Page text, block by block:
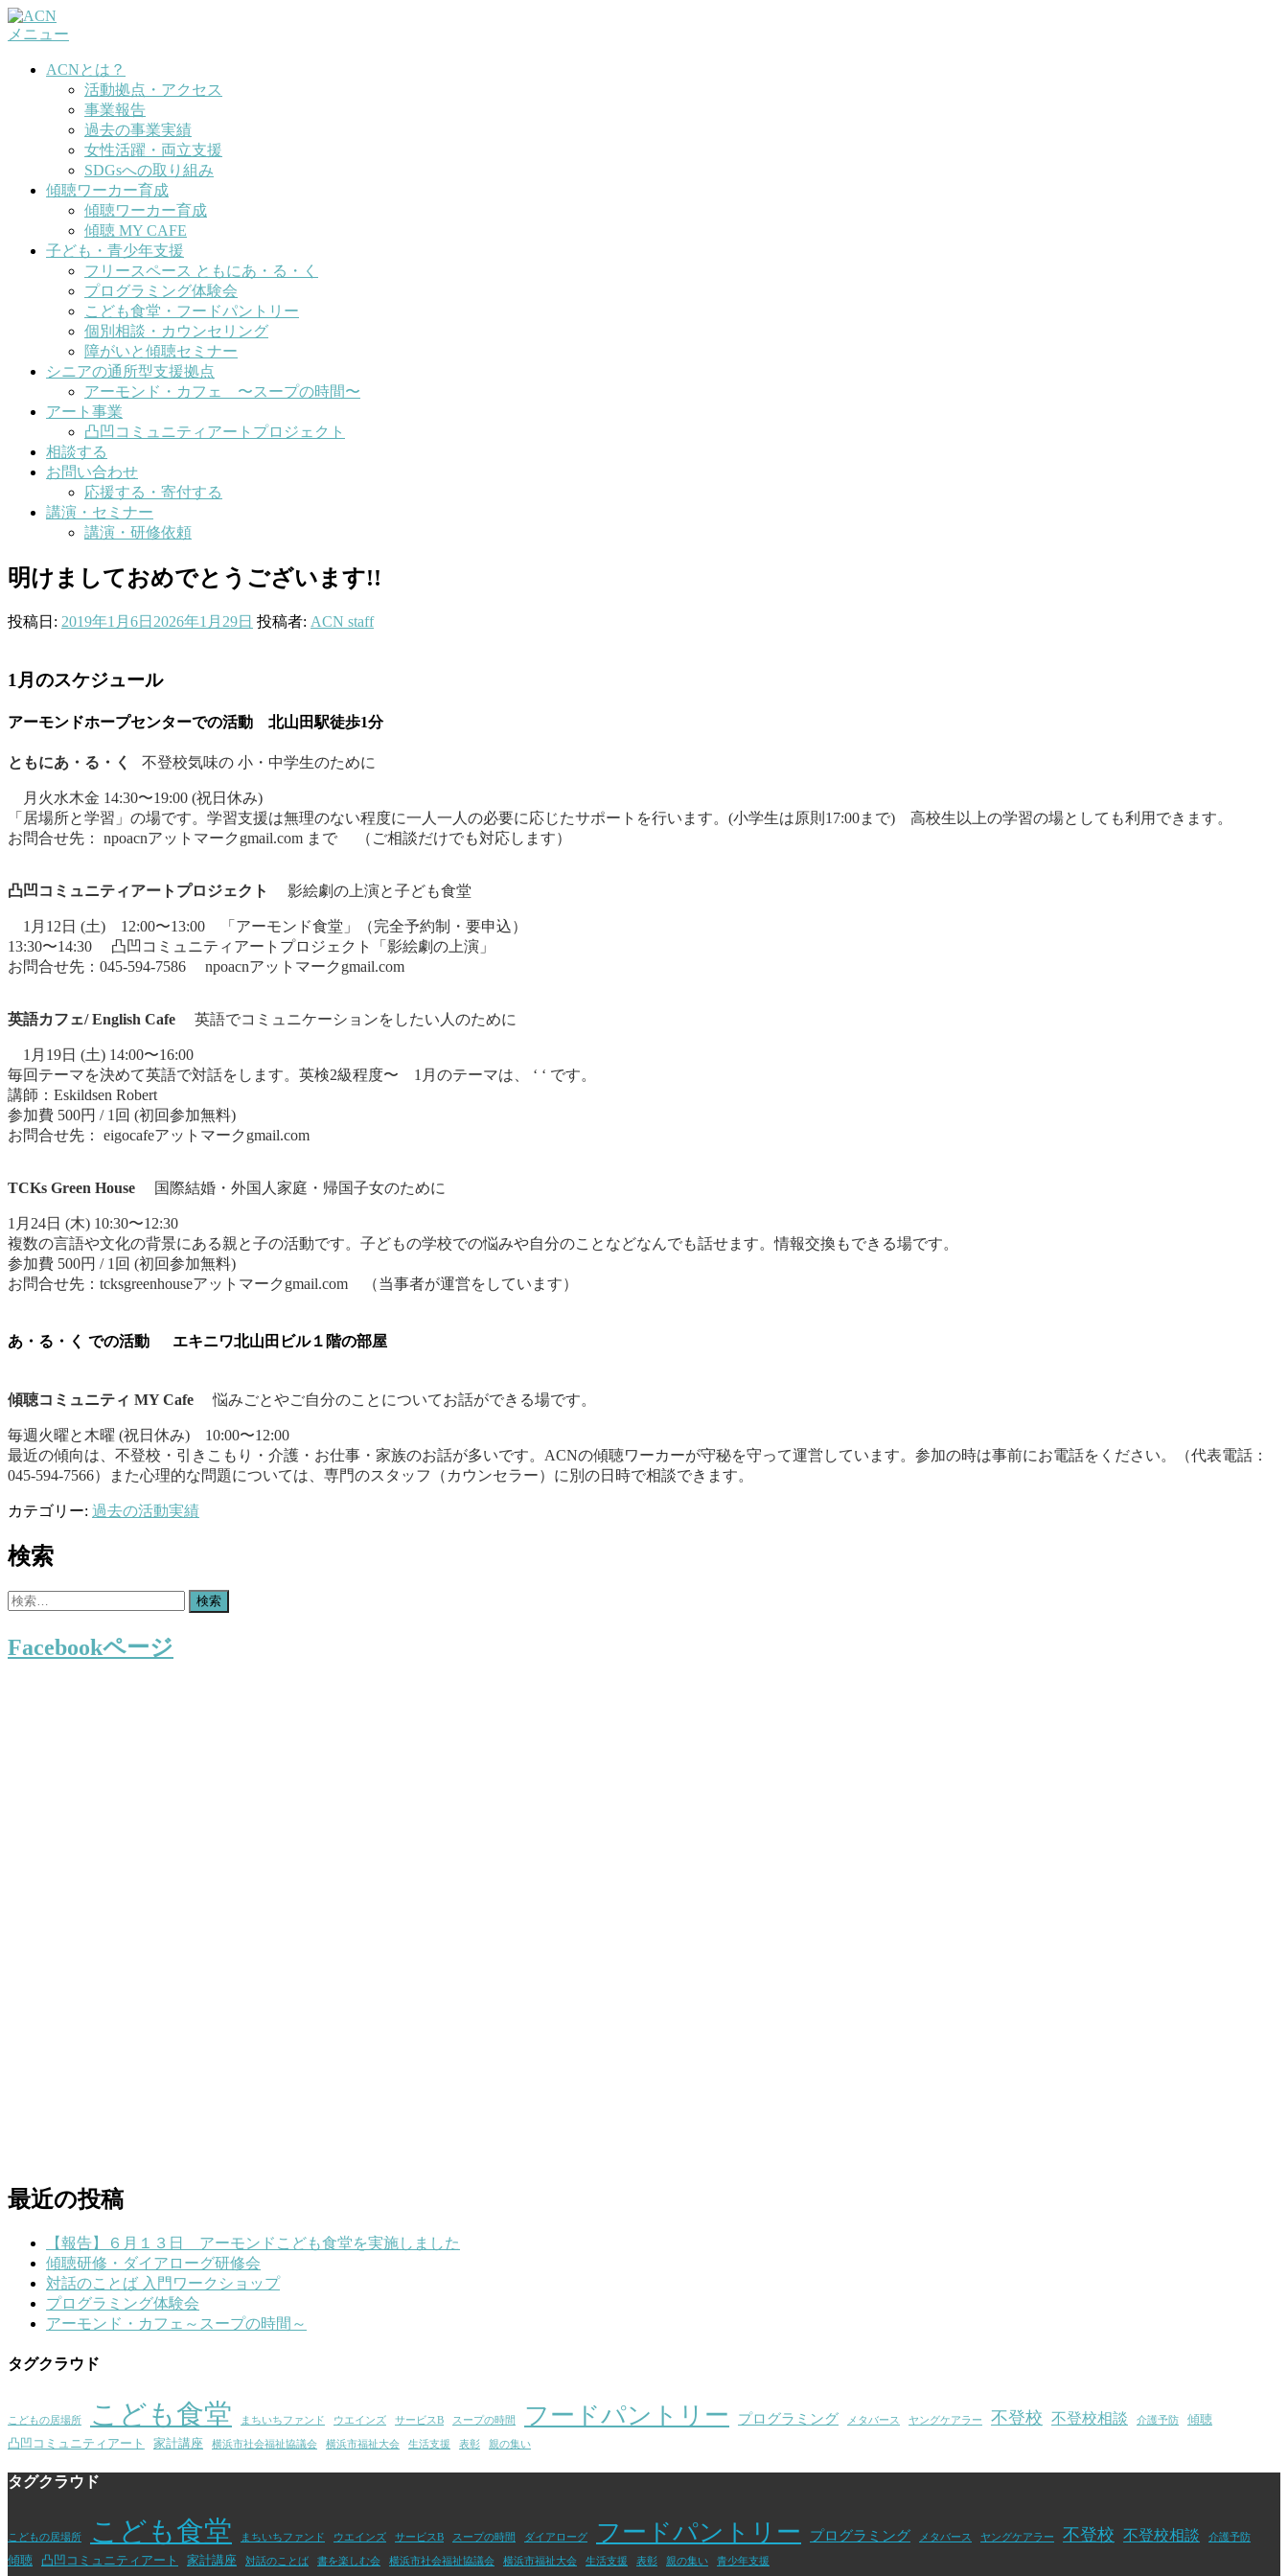
コ
ン
メニュー
ACNとは？
活動拠点・アクセス
事業報告
過去の事業実績
女性活躍・両立支援
SDGsへの取り組み
傾聴ワーカー育成
傾聴ワーカー育成
傾聴 MY CAFE
子ども・青少年支援
フリースペース ともにあ・る・く
プログラミング体験会
こども食堂・フードパントリー
個別相談・カウンセリング
障がいと傾聴セミナー
シニアの通所型支援拠点
アーモンド・カフェ 〜スープの時間〜
アート事業
凸凹コミュニティアートプロジェクト
相談する
お問い合わせ
応援する・寄付する
講演・セミナー
講演・研修依頼
明けましておめでとうございます!!
投稿日: 2019年1月6日 2026年1月29日 投稿者: ACN staff
1月のスケジュール
アーモンドホープセンターでの活動 北山田駅徒歩1分
ともにあ・る・く 不登校気味の 小・中学生のために
月火水木金 14:30〜19:00 (祝日休み)
「居場所と学習」の場です。学習支援は無理のない程度に一人一人の必要に応じたサポートを行います。(小学生は原則17:00まで) 高校生以上の学習の場としても利用できます。
お問合せ先： npoacnアットマークgmail.com まで （ご相談だけでも対応します）
凸凹コミュニティアートプロジェクト 影絵劇の上演と子ども食堂
1月12日 (土) 12:00〜13:00 「アーモンド食堂」（完全予約制・要申込）
13:30〜14:30 凸凹コミュニティアートプロジェクト「影絵劇の上演」
お問合せ先：045-594-7586 npoacnアットマークgmail.com
英語カフェ/ English Cafe 英語でコミュニケーションをしたい人のために
1月19日 (土) 14:00〜16:00
毎回テーマを決めて英語で対話をします。英検2級程度〜 1月のテーマは、 ‘ ‘ です。
講師：Eskildsen Robert
参加費 500円 / 1回 (初回参加無料)
お問合せ先： eigocafeアットマークgmail.com
TCKs Green House 国際結婚・外国人家庭・帰国子女のために
1月24日 (木) 10:30〜12:30
複数の言語や文化の背景にある親と子の活動です。子どもの学校での悩みや自分のことなどなんでも話せます。情報交換もできる場です。
参加費 500円 / 1回 (初回参加無料)
お問合せ先：tcksgreenhouseアットマークgmail.com （当事者が運営をしています）
あ・る・く での活動 エキニワ北山田ビル１階の部屋
傾聴コミュニティ MY Cafe 悩みごとやご自分のことについてお話ができる場です。
毎週火曜と木曜 (祝日休み) 10:00〜12:00
最近の傾向は、不登校・引きこもり・介護・お仕事・家族のお話が多いです。ACNの傾聴ワーカーが守秘を守って運営しています。参加の時は事前にお電話をください。（代表電話：
045-594-7566）また心理的な問題については、専門のスタッフ（カウンセラー）に別の日時で相談できます。
カテゴリー: 過去の活動実績
検索
検
Facebookページ
最近の投稿
【報告】６月１３日 アーモンドこども食堂を実施しました
傾聴研修・ダイアローグ研修会
対話のことば 入門ワークショップ
プログラミング体験会
アーモンド・カフェ～スープの時間～
タグクラウド
こどもの居場所 こども食堂 まちいちファンド ウエインズ サービスB スープの時間 フードパントリー プログラミング メタバース ヤングケアラー 不登校 不登校相談 介護予防
傾聴
凸凹コミュニティアート
家計講座 横浜市社会福祉協議会 横浜市福祉大会 生活支援 表彰 親の集い
タグクラウド
こどもの居場所 こども食堂 まちいちファンド ウエインズ サービスB スープの時間 ダイアローグ フードパントリー プログラミング メタバース ヤングケアラー 不登校 不登校相談 介護予防
傾聴 凸凹コミュニティアート 家計講座 対話のことば 書を楽しむ会 横浜市社会福祉協議会 横浜市福祉大会 生活支援 表彰 親の集い 青少年支援